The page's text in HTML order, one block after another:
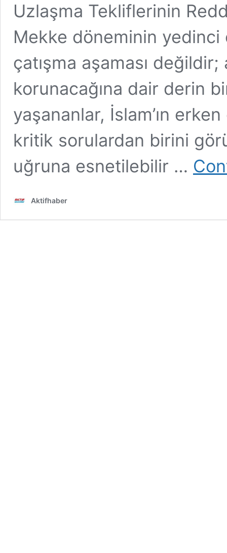
Uzlaşma Tekliflerinin
Mekke döneminin yedinci
çatışma aşaması
korunacağına dair derin
yaşananlar, İslam’ın
kritik sorulardan birini
uğruna esnetilebilir …
Aktifhaber